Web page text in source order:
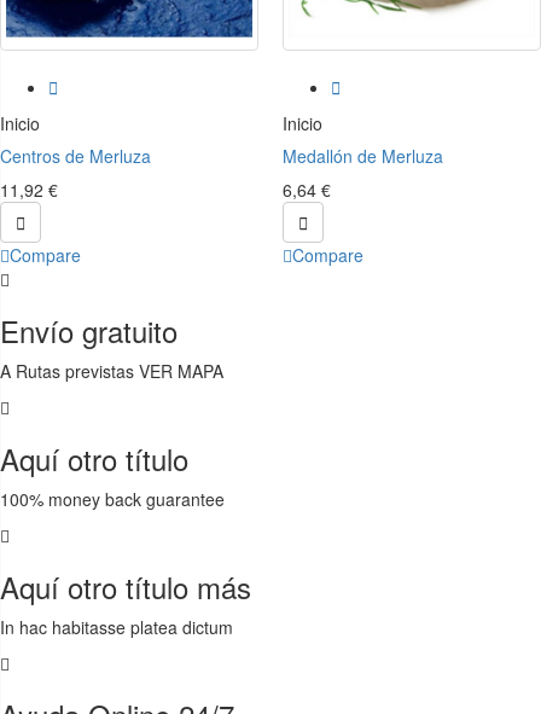

Inicio
Centros de Merluza
11,92 €

Compare

Inicio
Medallón de Merluza
6,64 €

Compare
Envío gratuito
A Rutas previstas VER MAPA
Aquí otro título
100% money back guarantee
Aquí otro título más
In hac habitasse platea dictum